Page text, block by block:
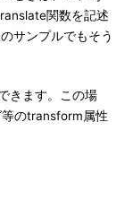
関数を記述
サンプルでもそう
きます。この場
のtransform属性